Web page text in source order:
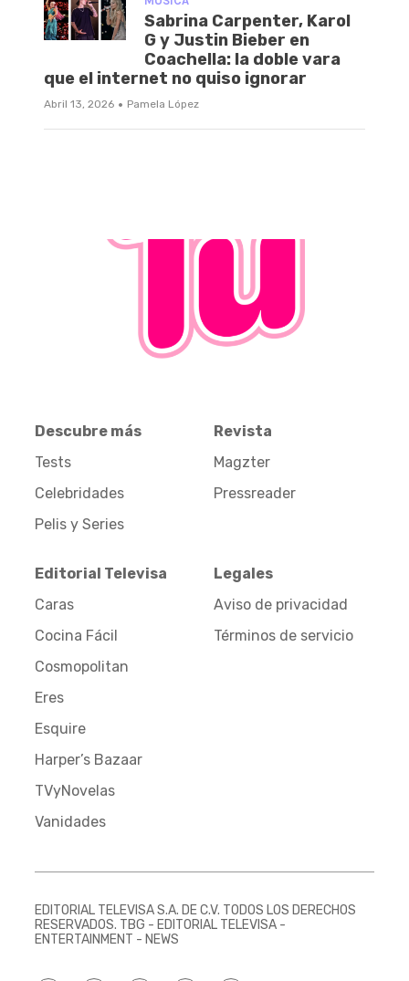
Sabrina Carpenter, Karol
G y Justin Bieber en
Coachella: la doble vara
que el internet no quiso ignorar
Abril 13, 2026 · Pamela López
Descubre más
Tests
Celebridades
Pelis y Series
Revista
Magzter
Pressreader
Editorial Televisa
Caras
Cocina Fácil
Cosmopolitan
Eres
Esquire
Harper’s Bazaar
TVyNovelas
Vanidades
Legales
Aviso de privacidad
Términos de servicio
EDITORIAL TELEVISA S.A. DE C.V. TODOS LOS DERECHOS
RESERVADOS. TBG - EDITORIAL TELEVISA -
ENTERTAINMENT - NEWS